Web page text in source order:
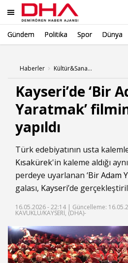
Gündem Politika Spor Dünya
Haberler Kültür&Sanat Haberleri
Kayseri’de ‘Bir
Yaratmak’
yapıldı
Türk edebiyatının usta
Kısakürek'in kaleme aldığı
perdeye uyarlanan ‘Bir Adam
galası, Kayseri’de
16.05.2026 - 22:14 | Güncelleme:
KAVUKLU/KAYSERİ, (DHA)-